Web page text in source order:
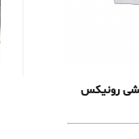
چکشی رونیکس